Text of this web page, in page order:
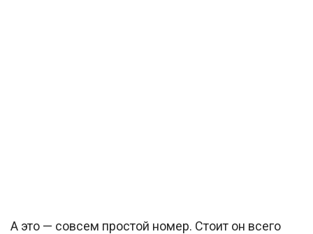
А это — совсем простой номер. Стоит он всего